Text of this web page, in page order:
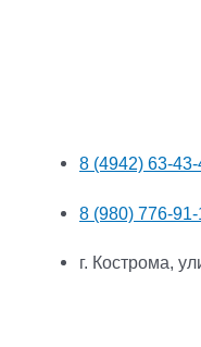
8 (4942) 63-
8 (980) 776-
г. Кострома,